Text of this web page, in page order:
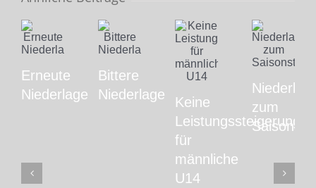
Erneute
Niederlage
Bittere
Niederlage
Keine
Leistungssteigerung
für
männliche
U14
zum